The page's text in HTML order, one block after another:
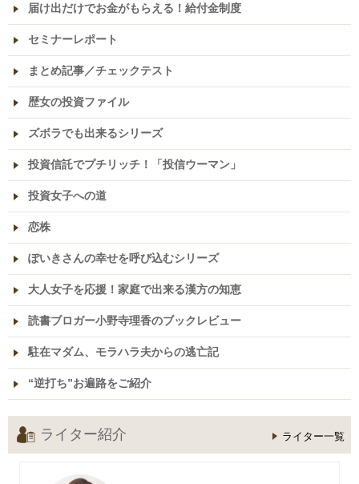
届け出だけでお金がもらえる！給付金制度
セミナーレポート
まとめ記事／チェックテスト
歴女の投資ファイル
ズボラでも出来るシリーズ
投資信託でプチリッチ！「投信ウーマン」
投資女子への道
恋株
ぽいきさんの幸せを呼び込むシリーズ
大人女子を応援！家庭で出来る漢方の知恵
読書ブロガー小野寺理香のブックレビュー
駐在マダム、モラハラ夫からの逃亡記
“逆打ち”お遍路をご紹介
ライター紹介 ライター一覧